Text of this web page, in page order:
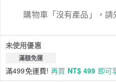
購物車「沒有產品」，請
未使用優惠
滿額免運
滿499免運費! 再買 NT$ 499 即可